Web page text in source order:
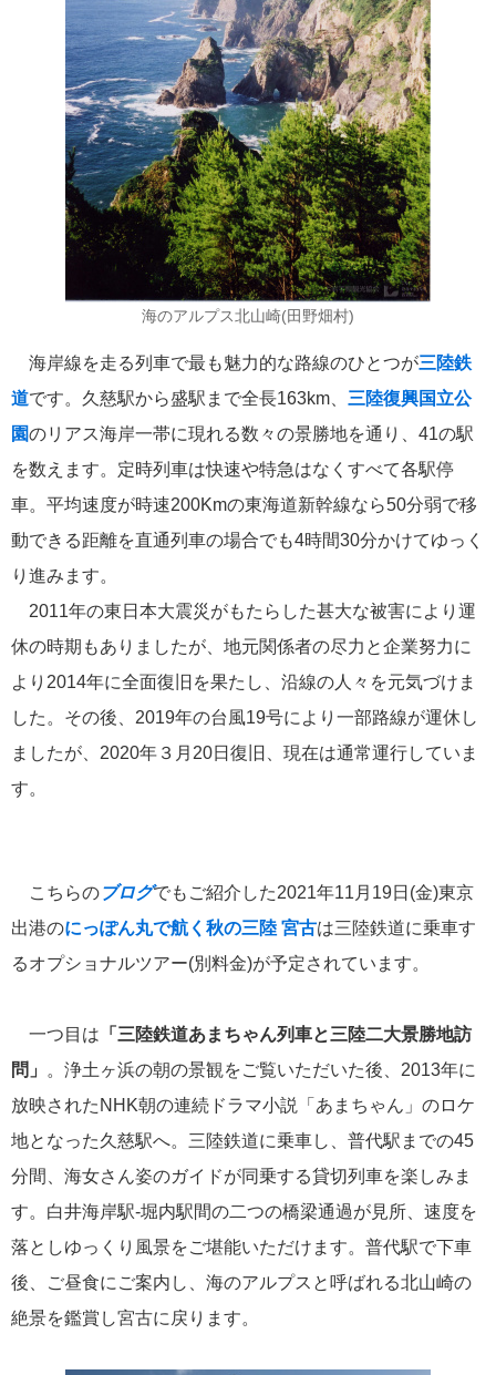
海のアルプス北山崎(田野畑村)
海岸線を走る列車で最も魅力的な路線のひとつが三陸鉄
道です。久慈駅から盛駅まで全長163km、 三陸復興国立公
園のリアス海岸一帯に現れる数々の景勝地を通り、41の駅
を数えます。定時列車は快速や特急はなくすべて各駅停
車。平均速度が時速200Kmの東海道新幹線なら50分弱で移
動できる距離を直通列車の場合でも4時間30分かけてゆっく
り進みます。
2011年の東日本大震災がもたらした甚大な被害により運
休の時期もありましたが、地元関係者の尽力と企業努力に
より2014年に全面復旧を果たし、沿線の人々を元気づけま
した。その後、2019年の台風19号により一部路線が運休し
ましたが、2020年３月20日復旧、現在は通常運行していま
す。
こちらのブログでもご紹介した2021年11月19日(金)東京
出港のにっぽん丸で航く秋の三陸 宮古は三陸鉄道に乗車す
るオプショナルツアー(別料金)が予定されています。
一つ目は 「三陸鉄道あまちゃん列車と三陸二大景勝地訪
問」 。浄土ヶ浜の朝の景観をご覧いただいた後、2013年に
放映されたNHK朝の連続ドラマ小説「あまちゃん」のロケ
地となった久慈駅へ。三陸鉄道に乗車し、普代駅までの45
分間、海女さん姿のガイドが同乗する貸切列車を楽しみま
す。白井海岸駅-堀内駅間の二つの橋梁通過が見所、速度を
落としゆっくり風景をご堪能いただけます。普代駅で下車
後、ご昼食にご案内し、海のアルプスと呼ばれる北山崎の
絶景を鑑賞し宮古に戻ります。
添乗レポート
日本のいいとこ
ロイヤル・カリビアン・クルーズ
海外クルーズプランナーのつぶやき
港の風景
MITSUI OCEAN FUJI
クルーズ関連番組 13
神戸通信
ニュースリリース
ふじ丸
冒険クルーズ
バイキング・クルーズ
ごんた君の遠吠え
ゴールデンウィーク
お土産